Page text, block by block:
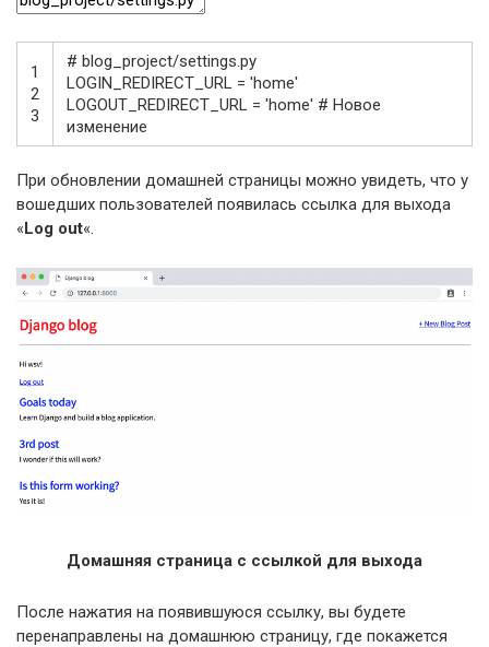
1
2
3
# blog_project/settings.py
LOGIN_REDIRECT_URL = 'home'
LOGOUT_REDIRECT_URL = 'home' # Новое
изменение
При обновлении домашней страницы можно увидеть, что у
вошедших пользователей появилась ссылка для выхода
«Log out«.
Домашняя страница с ссылкой для выхода
После нажатия на появившуюся ссылку, вы будете
перенаправлены на домашнюю страницу, где покажется